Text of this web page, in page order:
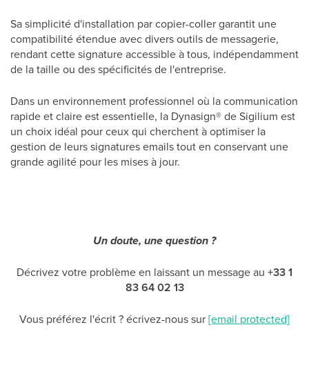
Sa simplicité d'installation par copier-coller garantit une
compatibilité étendue avec divers outils de messagerie,
rendant cette signature accessible à tous, indépendamment
de la taille ou des spécificités de l'entreprise.
Dans un environnement professionnel où la communication
rapide et claire est essentielle, la Dynasign®de Sigilium est
un choix idéal pour ceux qui cherchent à optimiser la
gestion de leurs signatures emails tout en conservant une
grande agilité pour les mises à jour.
Un doute, une question ?
Décrivez votre problème en laissant un message au +33 1
83 64 02 13
Vous préférez l'écrit ? écrivez-nous sur[email protected]